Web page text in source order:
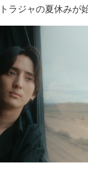
ラジャの夏休みが